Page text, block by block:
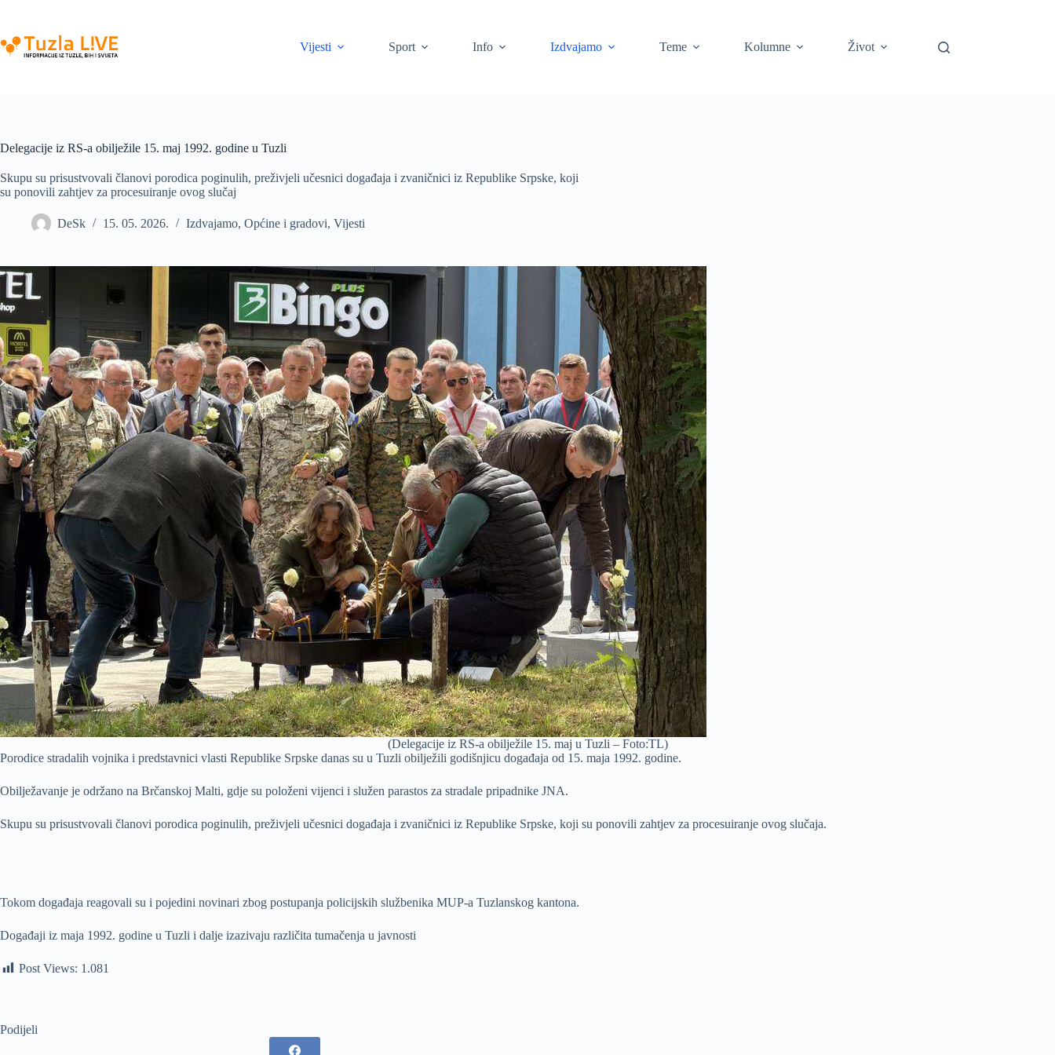
content
Vijesti
Sport Info Izdvajamo Teme Kolumne Život
Delegacije iz RS-a obilježile 15. maj 1992. godine u Tuzli
Skupu su prisustvovali članovi porodica poginulih, preživjeli učesnici događaja i zvaničnici iz Republike Srpske, koji
su ponovili zahtjev za procesuiranje ovog slučaj
DeSk 15. 05. 2026. Izdvajamo, Općine i gradovi, Vijesti
(Delegacije iz RS-a obilježile 15. maj u Tuzli – Foto:TL)
Porodice stradalih vojnika i predstavnici vlasti Republike Srpske danas su u Tuzli obilježili godišnjicu događaja od 15. maja 1992. godine.
Obilježavanje je održano na Brčanskoj Malti, gdje su položeni vijenci i služen parastos za stradale pripadnike JNA.
Skupu su prisustvovali članovi porodica poginulih, preživjeli učesnici događaja i zvaničnici iz Republike Srpske, koji su ponovili zahtjev za procesuiranje ovog slučaja.
Tokom događaja reagovali su i pojedini novinari zbog postupanja policijskih službenika MUP-a Tuzlanskog kantona.
Događaji iz maja 1992. godine u Tuzli i dalje izazivaju različita tumačenja u javnosti
Post Views: 1.081
Podijeli